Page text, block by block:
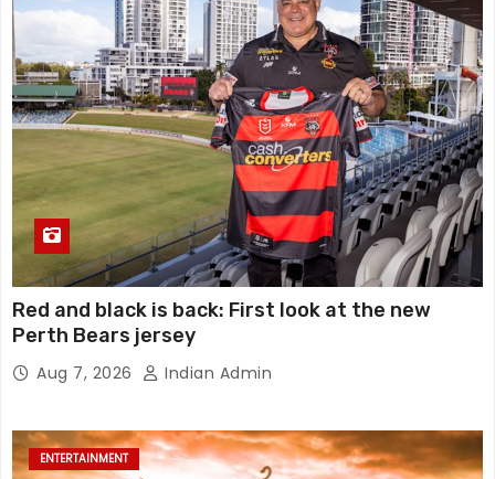
Red and black is back: First look at the new
Perth Bears jersey
Aug 7, 2026 Indian Admin
ENTERTAINMENT